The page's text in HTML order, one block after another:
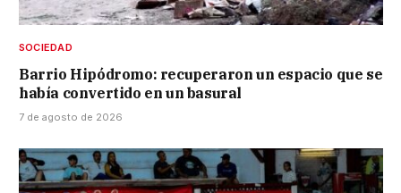
SOCIEDAD
Barrio Hipódromo: recuperaron un espacio que se
había convertido en un basural
7 de agosto de 2026